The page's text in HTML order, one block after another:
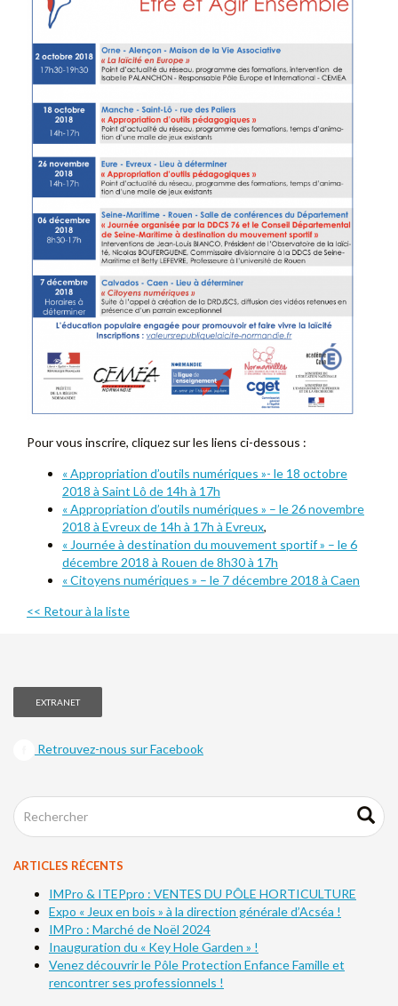
Pour vous inscrire, cliquez sur les liens ci-dessous :
« Appropriation d’outils numériques »- le 18 octobre
2018 à Saint Lô de 14h à 17h
« Appropriation d’outils numériques » – le 26 novembre
2018 à Evreux de 14h à 17h à Evreux,
« Journée à destination du mouvement sportif » – le 6
décembre 2018 à Rouen de 8h30 à 17h
« Citoyens numériques » – le 7 décembre 2018 à Caen
<< Retour à la liste
EXTRANET
Retrouvez-nous sur Facebook
ARTICLES RÉCENTS
IMPro & ITEPpro : VENTES DU PÔLE HORTICULTURE
Expo « Jeux en bois » à la direction générale d’Acséa !
IMPro : Marché de Noël 2024
Inauguration du « Key Hole Garden » !
Venez découvrir le Pôle Protection Enfance Famille et
rencontrer ses professionnels !